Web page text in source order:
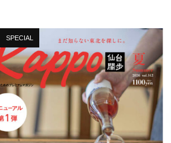
SPECIAL